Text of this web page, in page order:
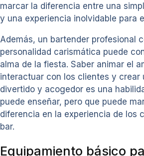
marcar la diferencia entre una
y una experiencia inolvidable para
Además, un bartender profesional
personalidad carismática puede
alma de la fiesta. Saber animar el
interactuar con los clientes y crear
divertido y acogedor es una
puede enseñar, pero que puede
diferencia en la experiencia de los
bar.
Equipamiento básico